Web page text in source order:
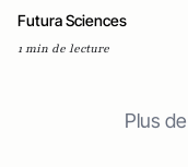
Futura Sciences
1 min de lecture
Plus